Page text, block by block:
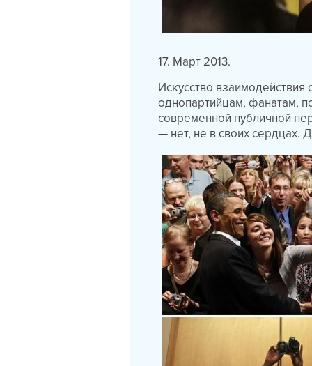
17. Март 2013.
Искусство
однопартийцам, фанатам,
современной публичной
— нет, не в своих сердцах.